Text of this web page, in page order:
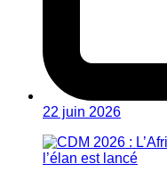
22 juin 2026